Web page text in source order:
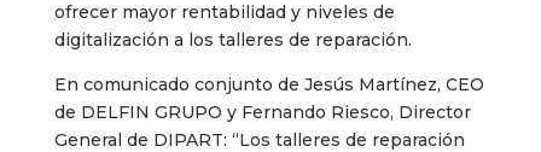
ofrecer mayor rentabilidad y niveles de
digitalización a los talleres de reparación.
En comunicado conjunto de Jesús Martínez, CEO
de DELFIN GRUPO y Fernando Riesco, Director
General de DIPART: “Los talleres de reparación